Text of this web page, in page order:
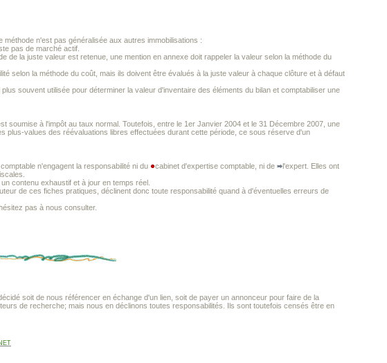
n'est pas généralisée aux autres immobilisations :
pas de marché actif.
la juste valeur est retenue, une mention en annexe doit rappeler la valeur selon la méthode du
selon la méthode du coût, mais ils doivent être évalués à la juste valeur à chaque clôture et à défaut
souvent utilisée pour déterminer la valeur d'inventaire des éléments du bilan et comptabiliser une
soumise à l'impôt au taux normal. Toutefois, entre le 1er Janvier 2004 et le 31 Décembre 2007, une
plus-values des réévaluations libres effectuées durant cette période, ce sous réserve d'un
n'engagent la responsabilité ni du cabinet d'expertise comptable, ni de
l'expert. Elles ont
contenu exhaustif et à jour en temps réel.
de ces fiches pratiques, déclinent donc toute responsabilité quand à d'éventuelles erreurs de
pas à nous consulter.
soit de nous référencer en échange d'un lien, soit de payer un annonceur pour faire de la
de recherche; mais nous en déclinons toutes responsabilités. Ils sont toutefois censés être en